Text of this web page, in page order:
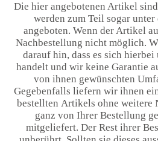
Die hier angebotenen Artikel
werden zum Teil sogar
angeboten. Wenn der Artikel
Nachbestellung nicht möglich.
darauf hin, dass es sich
handelt und wir keine Garantie
von ihnen gewünschten
Gegebenfalls liefern wir ihnen
bestellten Artikels ohne weitere
ganz von Ihrer Bestellung
mitgeliefert. Der Rest ihrer